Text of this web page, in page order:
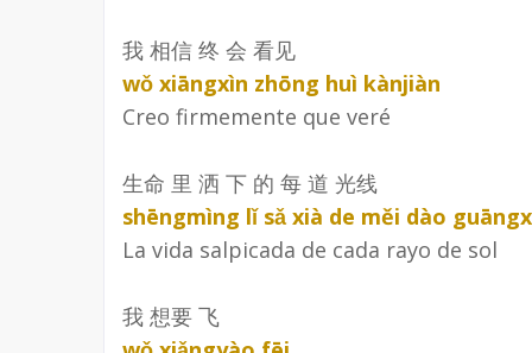
我 相信 终 会 看见
wǒ xiāngxìn zhōng huì kànjiàn
Creo firmemente que veré
生命 里 洒 下 的 每 道 光线
shēngmìng lǐ sǎ xià de měi dào
La vida salpicada de cada rayo de sol
我 想要 飞